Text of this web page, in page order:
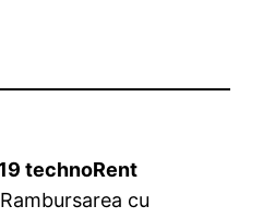
technoRent
Rambursarea cu